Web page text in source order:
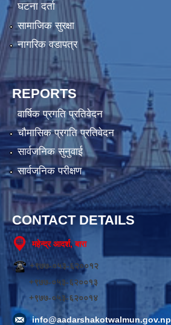
घटना दर्ता
सामाजिक सुरक्षा
नागरिक वडापत्र
REPORTS
वार्षिक प्रगति प्रतिवेदन
चौमासिक प्रगति प्रतिवेदन
सार्वजनिक सुनुवाई
सार्वजनिक परीक्षण
CONTACT DETAILS
महेन्द्र आदर्श, बारा
+९७७-०५३-६२००१२
+९७७-०५३-६२००१३
+९७७-०५३-६२००१४
info@aadarshakotwalmun.gov.np